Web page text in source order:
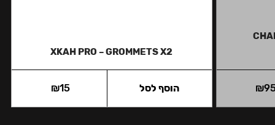
₪
XKAH PRO – GROMMETS X2
₪15 הוסף לסל